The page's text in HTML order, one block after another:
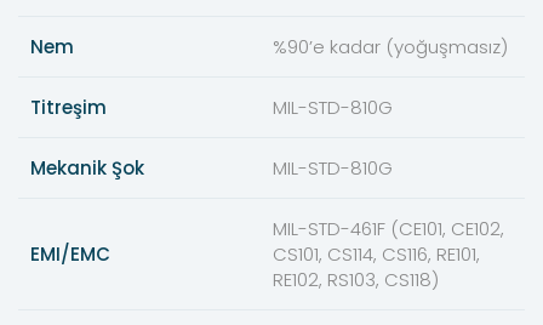
Nem %90’e kadar (yoğuşmasız)
Titreşim MIL-STD-810G
Mekanik Şok MIL-STD-810G
EMI/EMC
MIL-STD-461F (CE101, CE102,
CS101, CS114, CS116, RE101,
RE102, RS103, CS118)